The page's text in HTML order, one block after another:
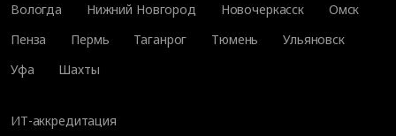
Вологда
Нижний Новгород Новочеркасск
Омск
Пенза
Пермь Таганрог Тюмень
Ульяновск
Уфа
Шахты
ИТ-аккредитация